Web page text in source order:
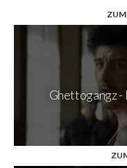
ZUM
Ghettogangz -